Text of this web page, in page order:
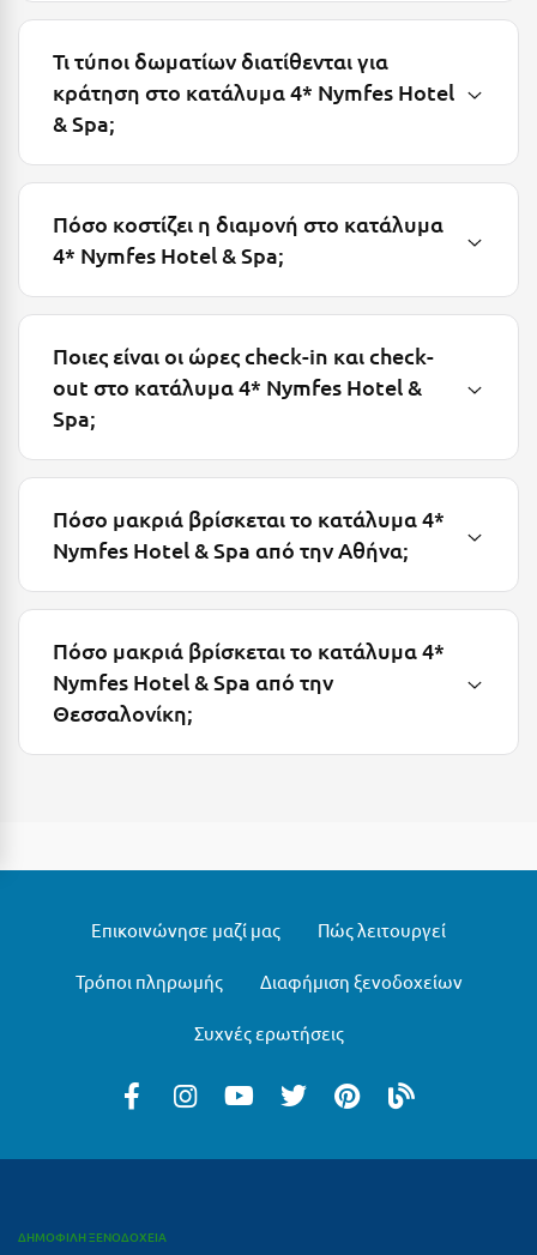
Πάλαιρος
Παξοί
Παραλία Κατερίνης
Πάργα
Πάτμος
Πάτρα
Πλαταμώνας
Τι τύποι δωματίων διατίθενται για
κράτηση στο κατάλυμα 4* Nymfes Hotel
& Spa;
Πόσο κοστίζει η διαμονή στο κατάλυμα
4* Nymfes Hotel & Spa;
Ποιες είναι οι ώρες check-in και check-
out στο κατάλυμα 4* Nymfes Hotel &
Spa;
Πόσο μακριά βρίσκεται το κατάλυμα 4*
Nymfes Hotel & Spa από την Αθήνα;
Πόσο μακριά βρίσκεται το κατάλυμα 4*
Nymfes Hotel & Spa από την
Θεσσαλονίκη;
Επικοινώνησε μαζί μας Πώς λειτουργεί
Τρόποι πληρωμής Διαφήμιση ξενοδοχείων
Συχνές ερωτήσεις
ΔΗΜΟΦΙΛΗ ΞΕΝΟΔΟΧΕΙΑ